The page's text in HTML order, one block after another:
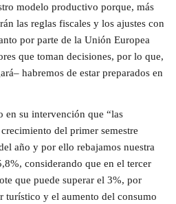
modelo productivo porque, más
las reglas fiscales y los ajustes con
por parte de la Unión Europea
que toman decisiones, por lo que,
habremos de estar preparados en
en su intervención que “las
del primer semestre
año y por ello rebajamos nuestra
considerando que en el tercer
que puede superar el 3%, por
turístico y el aumento del consumo